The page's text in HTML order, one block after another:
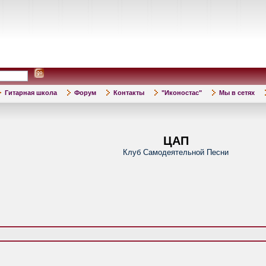
Гитарная школа Форум Контакты "Иконостас" Мы в сетях
ЦАП
Клуб Самодеятельной Песни